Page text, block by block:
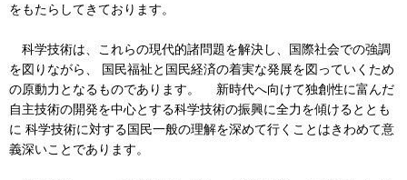
をもたらしてきております。
科学技術は、これらの現代的諸問題を解決し、国際社会での強調
を図りながら、 国民福祉と国民経済の着実な発展を図っていくため
の原動力となるものであります。 新時代へ向けて独創性に富んだ
自主技術の開発を中心とする科学技術の振興に全力を傾けるととも
に 科学技術に対する国民一般の理解を深めて行くことはきわめて意
義深いことであります。